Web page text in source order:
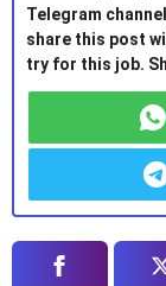
Telegram
share this post
try for this job.